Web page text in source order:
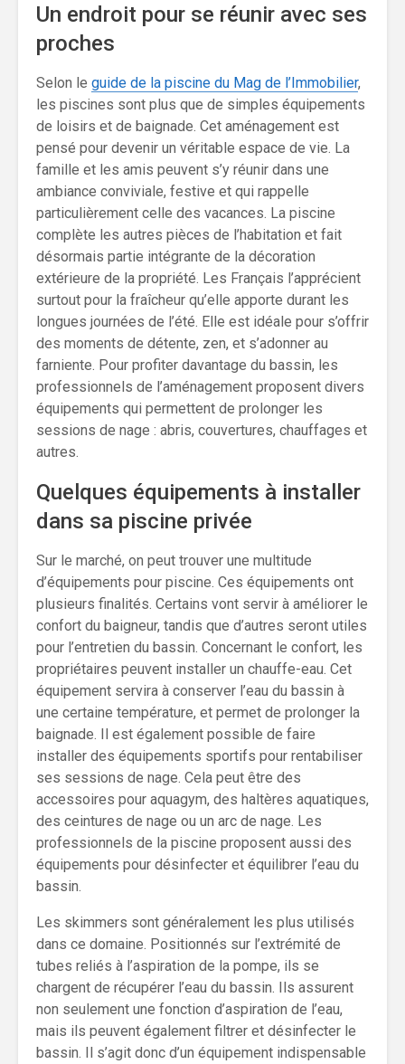
Un endroit pour se réunir avec ses
proches
Selon le guide de la piscine du Mag de l’Immobilier,
les piscines sont plus que de simples équipements
de loisirs et de baignade. Cet aménagement est
pensé pour devenir un véritable espace de vie. La
famille et les amis peuvent s’y réunir dans une
ambiance conviviale, festive et qui rappelle
particulièrement celle des vacances. La piscine
complète les autres pièces de l’habitation et fait
désormais partie intégrante de la décoration
extérieure de la propriété. Les Français l’apprécient
surtout pour la fraîcheur qu’elle apporte durant les
longues journées de l’été. Elle est idéale pour s’offrir
des moments de détente, zen, et s’adonner au
farniente. Pour profiter davantage du bassin, les
professionnels de l’aménagement proposent divers
équipements qui permettent de prolonger les
sessions de nage : abris, couvertures, chauffages et
autres.
Quelques équipements à installer
dans sa piscine privée
Sur le marché, on peut trouver une multitude
d’équipements pour piscine. Ces équipements ont
plusieurs finalités. Certains vont servir à améliorer le
confort du baigneur, tandis que d’autres seront utiles
pour l’entretien du bassin. Concernant le confort, les
propriétaires peuvent installer un chauffe-eau. Cet
équipement servira à conserver l’eau du bassin à
une certaine température, et permet de prolonger la
baignade. Il est également possible de faire
installer des équipements sportifs pour rentabiliser
ses sessions de nage. Cela peut être des
accessoires pour aquagym, des haltères aquatiques,
des ceintures de nage ou un arc de nage. Les
professionnels de la piscine proposent aussi des
équipements pour désinfecter et équilibrer l’eau du
bassin.
Les skimmers sont généralement les plus utilisés
dans ce domaine. Positionnés sur l’extrémité de
tubes reliés à l’aspiration de la pompe, ils se
chargent de récupérer l’eau du bassin. Ils assurent
non seulement une fonction d’aspiration de l’eau,
mais ils peuvent également filtrer et désinfecter le
bassin. Il s’agit donc d’un équipement indispensable